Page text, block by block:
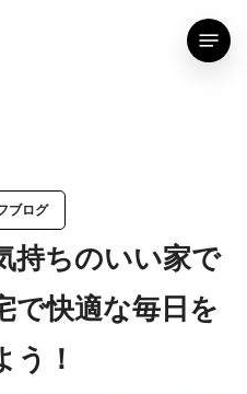
Menu
ブログ
持ちのいい家で
で快適な毎日を
う！